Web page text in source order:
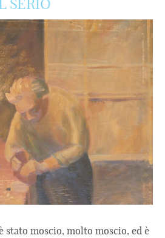
SERIO
stato moscio, molto moscio, ed è